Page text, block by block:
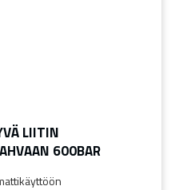
LIITIN
600BAR